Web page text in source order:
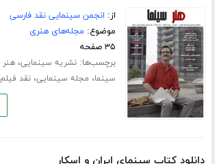
از: انجمن سینمایی نقد فارسی
موضوع: مجله‌های هنری
۳۵ صفحه
برچسب‌ها:نشریه سینمایی،هنر
سینما، مجله سینمایی،نقد فیلم
دانلود کتاب سینمای ایران و اسکار